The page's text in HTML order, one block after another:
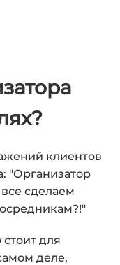
клиентов
"Организатор
сделаем
для
деле,